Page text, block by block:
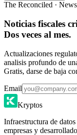
The Reconciled ·
Noticias fiscales
Dos veces al mes.
Actualizaciones
analisis profundo de
Gratis, darse de baja
Email
Kryptos
Infraestructura de
empresas y